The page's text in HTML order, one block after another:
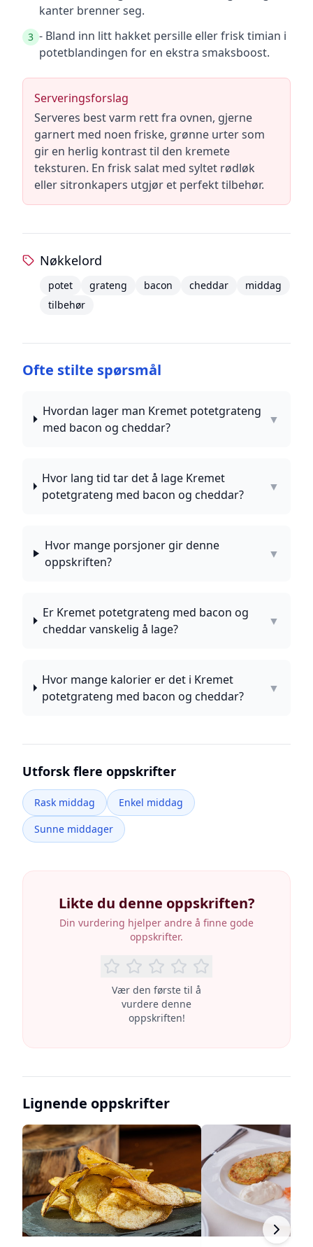
kanter brenner seg.
3 - Bland inn litt hakket persille eller frisk timian i
potetblandingen for en ekstra smaksboost.
Serveringsforslag
Serveres best varm rett fra ovnen, gjerne
garnert med noen friske, grønne urter som
gir en herlig kontrast til den kremete
teksturen. En frisk salat med syltet rødløk
eller sitronkapers utgjør et perfekt tilbehør.
Nøkkelord
potet grateng bacon cheddar
middag
tilbehør
Ofte stilte spørsmål
Hvordan lager man Kremet potetgrateng
med bacon og cheddar?
▼
Hvor lang tid tar det å lage Kremet
potetgrateng med bacon og cheddar?
▼
Hvor mange porsjoner gir denne
oppskriften?
▼
Er Kremet potetgrateng med bacon og
cheddar vanskelig å lage?
▼
Hvor mange kalorier er det i Kremet
potetgrateng med bacon og cheddar?
▼
Utforsk flere oppskrifter
Rask middag
Enkel middag
Sunne middager
Likte du denne oppskriften?
Din vurdering hjelper andre å finne gode
oppskrifter.
Vær den første til å
vurdere denne
oppskriften!
Lignende oppskrifter